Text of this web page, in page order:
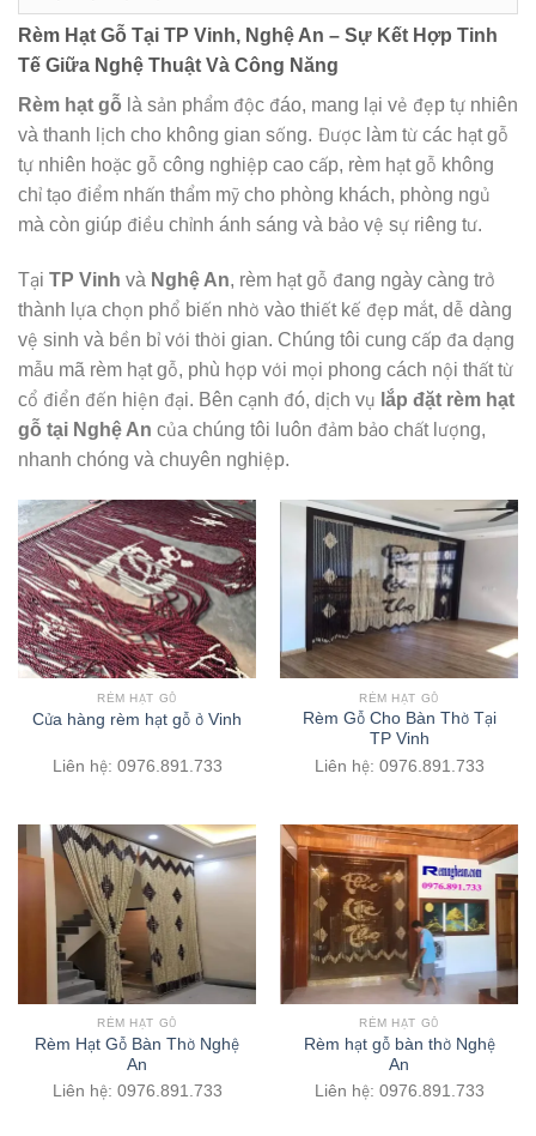
Rèm Hạt Gỗ Tại TP Vinh, Nghệ An – Sự Kết Hợp Tinh
Tế Giữa Nghệ Thuật Và Công Năng
Rèm hạt gỗ là sản phẩm độc đáo, mang lại vẻ đẹp tự nhiên
và thanh lịch cho không gian sống. Được làm từ các hạt gỗ
tự nhiên hoặc gỗ công nghiệp cao cấp, rèm hạt gỗ không
chỉ tạo điểm nhấn thẩm mỹ cho phòng khách, phòng ngủ
mà còn giúp điều chỉnh ánh sáng và bảo vệ sự riêng tư.
Tại TP Vinh và Nghệ An, rèm hạt gỗ đang ngày càng trở
thành lựa chọn phổ biến nhờ vào thiết kế đẹp mắt, dễ dàng
vệ sinh và bền bỉ với thời gian. Chúng tôi cung cấp đa dạng
mẫu mã rèm hạt gỗ, phù hợp với mọi phong cách nội thất từ
cổ điển đến hiện đại. Bên cạnh đó, dịch vụ lắp đặt rèm hạt
gỗ tại Nghệ An của chúng tôi luôn đảm bảo chất lượng,
nhanh chóng và chuyên nghiệp.
RÈM HẠT GỖ
Cửa hàng rèm hạt gỗ ở Vinh
Liên hệ: 0976.891.733
RÈM HẠT GỖ
Rèm Gỗ Cho Bàn Thờ Tại
TP Vinh
Liên hệ: 0976.891.733
RÈM HẠT GỖ
Rèm Hạt Gỗ Bàn Thờ Nghệ
An
Liên hệ: 0976.891.733
RÈM HẠT GỖ
Rèm hạt gỗ bàn thờ Nghệ
An
Liên hệ: 0976.891.733